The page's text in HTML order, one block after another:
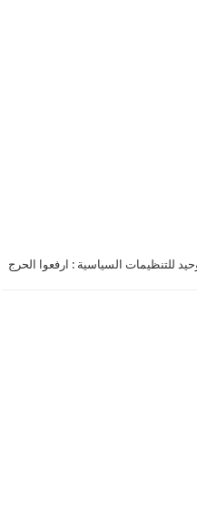
للتنظيمات السياسية : ارفعوا الحرج